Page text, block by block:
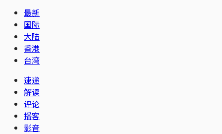
最新
国际
大陆
香港
台湾
速递
解读
评论
播客
影音